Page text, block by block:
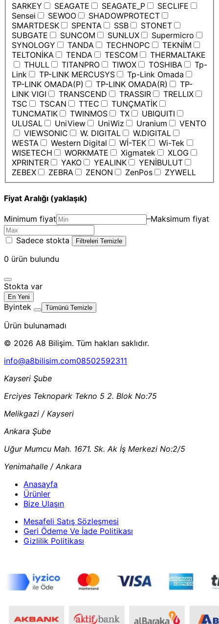
SARKEY
SEAGATE SEAGATE_P
SECLIFE
Sensei
SEWOO
SHADOWPROTECT
SMARTDESK
SPENTA SSB
STONET
SUBGATE
SUNCOM SUNLUX
Supermicro
SYNOLOGY
TANDA TECHNOPC
TEKNİM
TELTONİKA
TENDA TESCOM
THERMALTAKE
THULL
TITANPRO TIWOX TOSHIBA
Tp-
Link
TP-LINK MERCUSYS
Tp-Link Omada
TP-LINK OMADA(P)
TP-LINK OMADA(R)
TP-
LINK VIGI
TRANSCEND TRASSIR
TRELLIX
TSC
TSCAN TTEC
TUNÇMATİK
TUNCMATIK
TWINMOS TX
UBIQUITI
ULUSAL
UniView UniWiz Uranium
VENTO
VIEWSONIC
W. DIGITAL
W.DIGITAL
WESTA
Western Digital Wİ-TEK
Wi-Tek
WISETECH
WORKMATE Xigmatek
XLOG
XPRINTER
YAKO YEALINK
YENİBULUT
ZEBEX
ZEBRA ZENON ZenPos ZYWELL
Fiyat Aralığı (yaklaşık)
Minimum fiyat –Maksimum fiyat
Sadece stokta Filtreleri Temizle
0 ürün bulundu
Stokta var
En Yeni
Byintek Tümünü Temizle
Ürün bulunamadı
© 2026 A8 Bilişim. Tüm hakları saklıdır.
info@a8bilisim.com08502592311
Kayseri Şube
Erciyes Teknopark Tekno 5 2. Blok No:75
Melikgazi / Kayseri
Ankara Şube
Uğur Mumcu Mah. 1671. Sk. Ak İş Merkezi No:2/5
Yenimahalle / Ankara
Anasayfa
Ürünler
Bize Ulaşın
Mesafeli Satış Sözleşmesi
Geri Ödeme Ve İade Politikası
Gizlilik Politikası